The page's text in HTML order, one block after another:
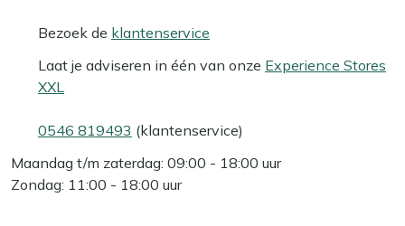
Bezoek de klantenservice
Laat je adviseren in één van onze Experience Stores
XXL
0546 819493 (klantenservice)
Maandag t/m zaterdag: 09:00 - 18:00 uur
Zondag: 11:00 - 18:00 uur